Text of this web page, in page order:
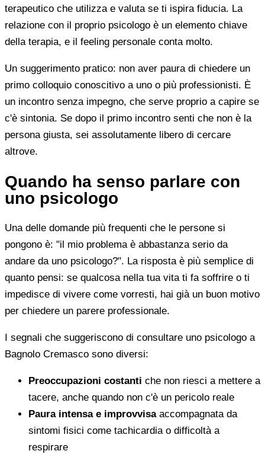
terapeutico che utilizza e valuta se ti ispira fiducia. La
relazione con il proprio psicologo è un elemento chiave
della terapia, e il feeling personale conta molto.
Un suggerimento pratico: non aver paura di chiedere un
primo colloquio conoscitivo a uno o più professionisti. È
un incontro senza impegno, che serve proprio a capire se
c'è sintonia. Se dopo il primo incontro senti che non è la
persona giusta, sei assolutamente libero di cercare
altrove.
Quando ha senso parlare con
uno psicologo
Una delle domande più frequenti che le persone si
pongono è: "il mio problema è abbastanza serio da
andare da uno psicologo?". La risposta è più semplice di
quanto pensi: se qualcosa nella tua vita ti fa soffrire o ti
impedisce di vivere come vorresti, hai già un buon motivo
per chiedere un parere professionale.
I segnali che suggeriscono di consultare uno psicologo a
Bagnolo Cremasco sono diversi:
Preoccupazioni costanti che non riesci a mettere a
tacere, anche quando non c'è un pericolo reale
Paura intensa e improvvisaaccompagnata da
sintomi fisici come tachicardia o difficoltà a
respirare